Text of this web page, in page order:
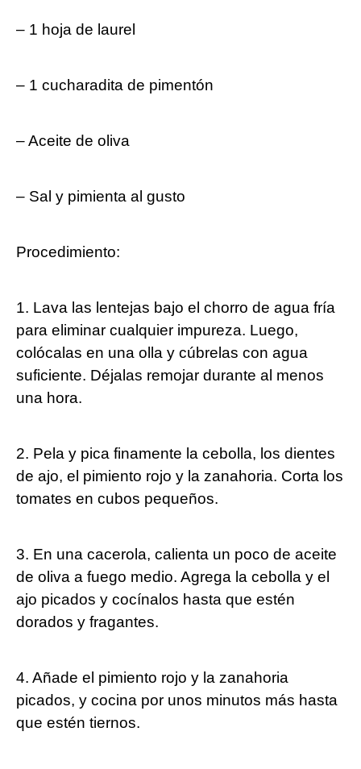
– 1 hoja de laurel
– 1 cucharadita de pimentón
– Aceite de ⁤oliva
– Sal⁢ y pimienta al gusto
Procedimiento:
1. Lava las lentejas bajo el chorro de agua fría
para eliminar cualquier impureza. Luego,
colócalas en una olla y cúbrelas con agua
suficiente. Déjalas remojar durante al menos
una hora.
2. Pela y pica finamente la​ cebolla, los dientes
de ajo, el pimiento rojo y la zanahoria. Corta los
tomates en cubos pequeños.
3. En una cacerola, calienta un poco de aceite
de oliva a fuego medio. Agrega la cebolla y⁤ el
ajo picados y​ cocínalos⁣ hasta que estén ​
dorados y fragantes.
4. Añade el pimiento rojo y la ⁢zanahoria
picados, y⁤ cocina ‍por unos minutos más hasta
‍que estén tiernos.